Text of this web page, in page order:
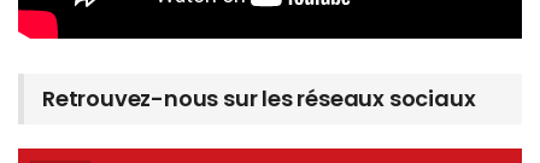
Retrouvez-nous sur les réseaux sociaux